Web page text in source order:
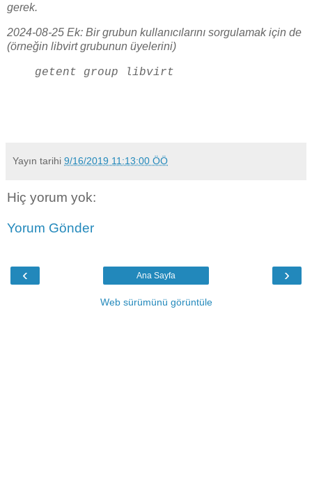
gerek.
2024-08-25 Ek: Bir grubun kullanıcılarını sorgulamak için de
(örneğin libvirt grubunun üyelerini)
getent group libvirt
Yayın tarihi 9/16/2019 11:13:00 ÖÖ
Hiç yorum yok:
Yorum Gönder
‹ ›
Ana Sayfa
Web sürümünü görüntüle